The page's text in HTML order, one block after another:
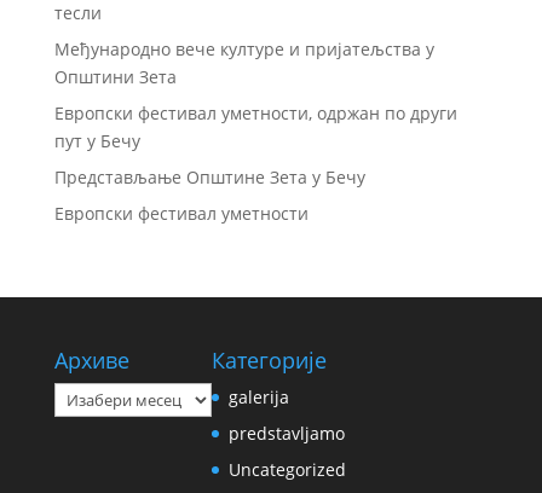
тесли
Међународно вече културе и пријатељства у
Општини Зета
Европски фестивал уметности, одржан по други
пут у Бечу
Представљање Општине Зета у Бечу
Европски фестивал уметности
Архиве
Архиве
Категорије
galerija
predstavljamo
Uncategorized